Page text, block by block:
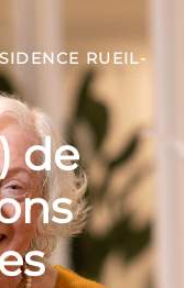
RUEIL-
de